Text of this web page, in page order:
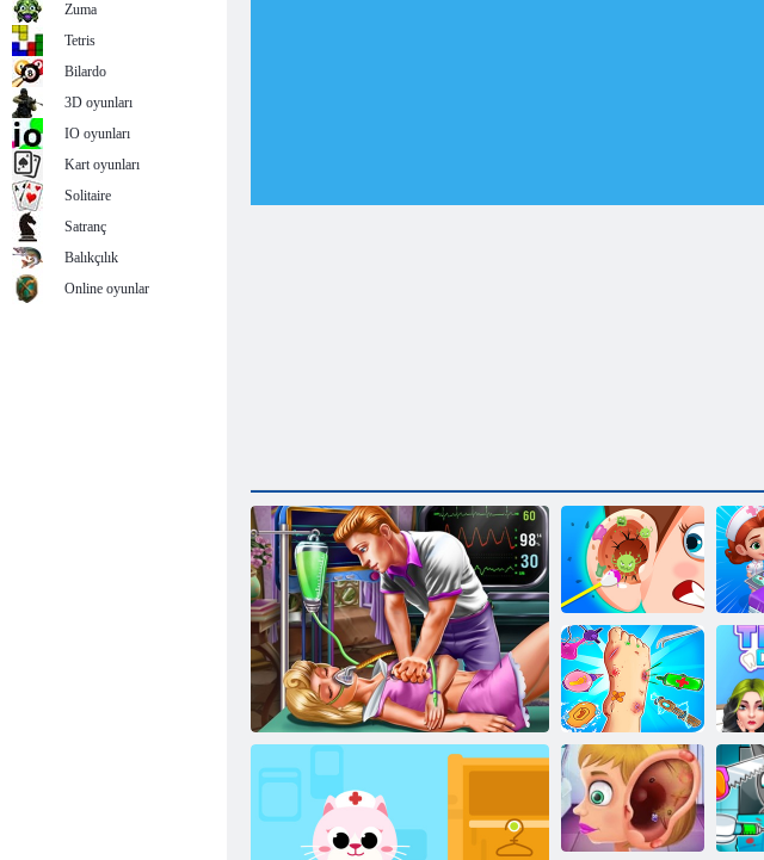
Kulak kiri
kliniği
Ayak doktor acil
bakımı
Zuma
Tetris
Bilardo
3D oyunları
IO oyunları
Kart oyunları
Solitaire
Satranç
Balıkçılık
Online oyunlar